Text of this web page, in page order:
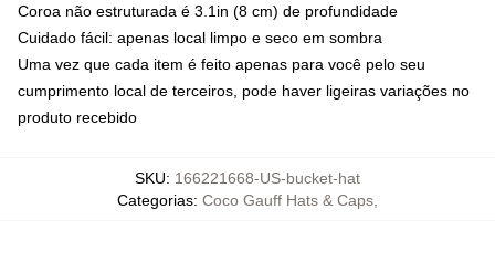
Coroa não estruturada é 3.1in (8 cm) de profundidade
Cuidado fácil: apenas local limpo e seco em sombra
Uma vez que cada item é feito apenas para você pelo seu
cumprimento local de terceiros, pode haver ligeiras variações no
produto recebido
SKU: 166221668-US-bucket-hat
Categorias: Coco Gauff Hats & Caps